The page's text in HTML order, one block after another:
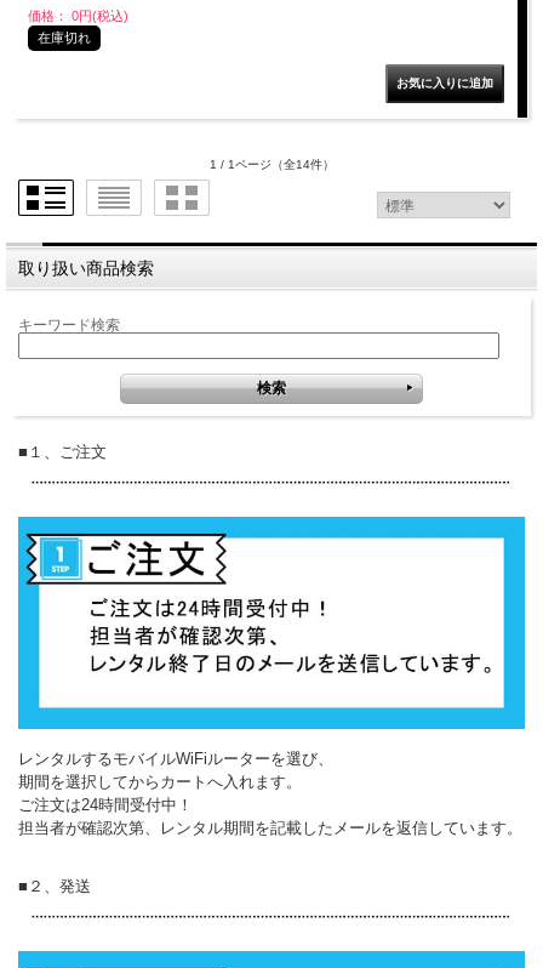
価格： 0円(税込)
在庫切れ
1 / 1ページ （全14件）
取り扱い商品検索
キーワード検索
■１、ご注文
レンタルするモバイルWiFiルーターを選び、
期間を選択してからカートへ入れます。
ご注文は24時間受付中！
担当者が確認次第、レンタル期間を記載したメールを返信しています。
■２、発送